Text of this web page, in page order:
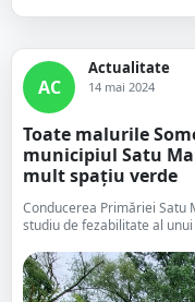
AC
Actualitate
14 mai 2024
Toate malurile
municipiul Satu
mult spațiu verde
Conducerea Primăriei Satu
studiu de fezabilitate al